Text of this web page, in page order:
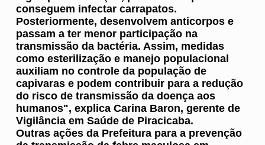
conseguem infectar carrapatos.
Posteriormente, desenvolvem anticorpos e
passam a ter menor participação na
transmissão da bactéria. Assim, medidas
como esterilização e manejo populacional
auxiliam no controle da população de
capivaras e podem contribuir para a redução
do risco de transmissão da doença aos
humanos", explica Carina Baron, gerente de
Vigilância em Saúde de Piracicaba.
Outras ações da Prefeitura para a prevenção